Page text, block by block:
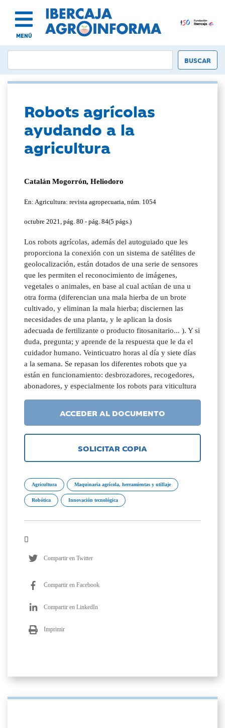
MENÚ
Robots agrícolas
ayudando a la
agricultura
Catalán Mogorrón, Heliodoro
En: Agricultura: revista agropecuaria, núm. 1054
octubre 2021, pág. 80 - pág. 84(5 págs.)
Los robots agrícolas, además del autoguiado que les
proporciona la conexión con un sistema de satélites de
geolocalización, están dotados de una serie de sensores
que les permiten el reconocimiento de imágenes,
vegetales o animales, en base al cual actúan de una u
otra forma (diferencian una mala hierba de un brote
cultivado, y eliminan la mala hierba; disciernen las
necesidades de una planta, y le aplican la dosis
adecuada de fertilizante o producto fitosanitario... ). Y si
duda, pregunta; y aprende de la respuesta que le da el
cuidador humano. Veinticuatro horas al día y siete días
a la semana. Se repasan los diferentes robots que ya
están en funcionamiento: desbrozadores, recogedores,
abonadores, y especialmente los robots para viticultura
ACCEDER AL DOCUMENTO
SOLICITAR COPIA
Agricultura Maquinaria agrícola, herramientas y utillaje
Robótica Innovación tecnológica
Compartir en Twitter
Compartir en Facebook
Compartir en LinkedIn
Imprimir